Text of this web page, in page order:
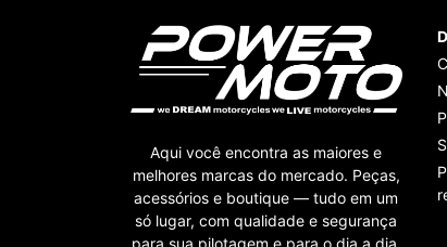
Aqui você encontra as maiores e
melhores marcas do mercado. Peças,
acessórios e boutique — tudo em um
só lugar, com qualidade e segurança